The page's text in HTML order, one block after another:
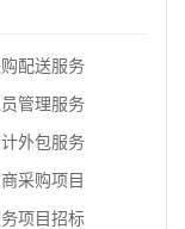
配送服务
管理服务
外包服务
采购项目
项目招标